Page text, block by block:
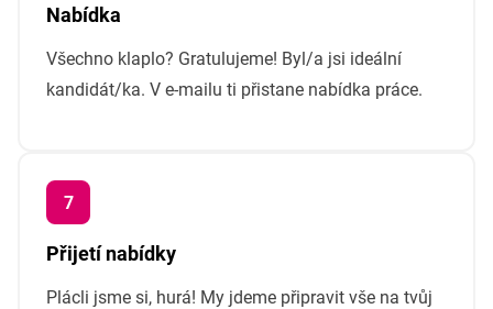
Nabídka
Všechno klaplo? Gratulujeme! Byl/a jsi ideální
kandidát/ka. V e-mailu ti přistane nabídka práce.
Přijetí nabídky
Plácli jsme si, hurá! My jdeme připravit vše na tvůj